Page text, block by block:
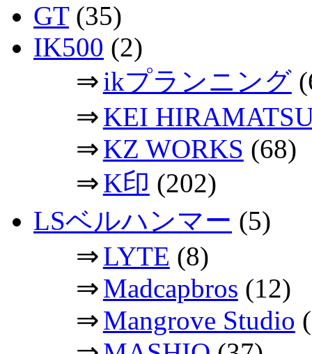
GT(35)
IK500 (2)
⇒ikプランニング
⇒KEI
⇒KZ WORKS (68)
⇒K印 (202)
LSベルハンマー (5)
⇒LYTE (8)
⇒Madcapbros (12)
⇒Mangrove Studio